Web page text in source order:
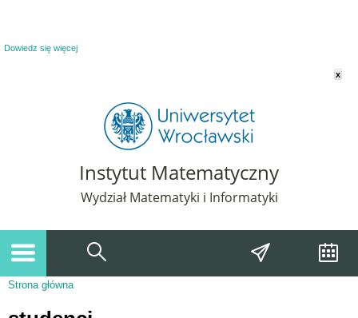
Dowiedz się więcej
x
Instytut Matematyczny
Wydział Matematyki i Informatyki
Strona główna